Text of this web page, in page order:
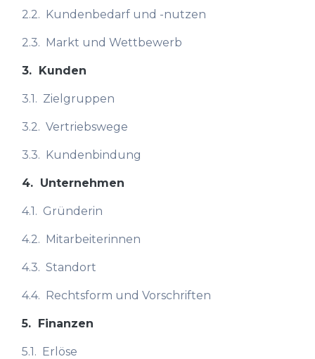
2.2. Kundenbedarf und -nutzen
2.3. Markt und Wettbewerb
3. Kunden
3.1. Zielgruppen
3.2. Vertriebswege
3.3. Kundenbindung
4. Unternehmen
4.1. Gründerin
4.2. Mitarbeiterinnen
4.3. Standort
4.4. Rechtsform und Vorschriften
5. Finanzen
5.1. Erlöse